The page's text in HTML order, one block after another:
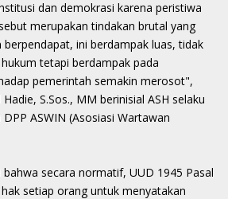
dan demokrasi karena peristiwa
merupakan tindakan brutal yang
berpendapat, ini berdampak luas, tidak
tetapi berdampak pada
pemerintah semakin merosot",
S.Sos., MM berinisial ASH selaku
ASWIN (Asosiasi Wartawan
bahwa secara normatif, UUD 1945 Pasal
setiap orang untuk menyatakan